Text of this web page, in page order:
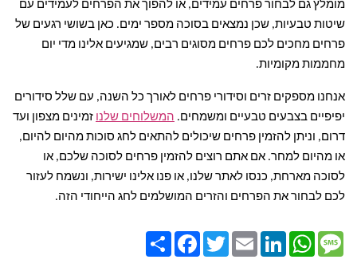
מומלץ גם לבחור פרחים עמידים, או להפוך את הפרחים לעמידים עם
שיטות טבעיות, שכן נמצאים בסוכה מספר ימים. כאן בשושי רגעים של
פרחים מחכים לכם פרחים מסוגים רבים, שמגיעים אלינו מדי יום
מחממות מקומיות.
אנחנו מספקים זרים וסידורי פרחים לאורך כל השנה, עם שלל סידורים
יפיפיים בצבעים טבעיים ומשמחים. המשלוחים שלנו זמינים מצפון ועד
דרום, וניתן להזמין פרחים שיכולים להתאים לחג סוכות מהיום להיום,
או מהיום למחר. אם אתם רוצים להזמין פרחים לסוכה שלכם, או
לסוכה מארחת, כנסו לאתר שלנו, או פנו אלינו ישירות, ונשמח לעזור
לכם לבחור את הפרחים והזרים המושלמים לחג הייחודי הזה.
Share
FacebookTwitterEmail
LinkedIn
WhatsAppMessage